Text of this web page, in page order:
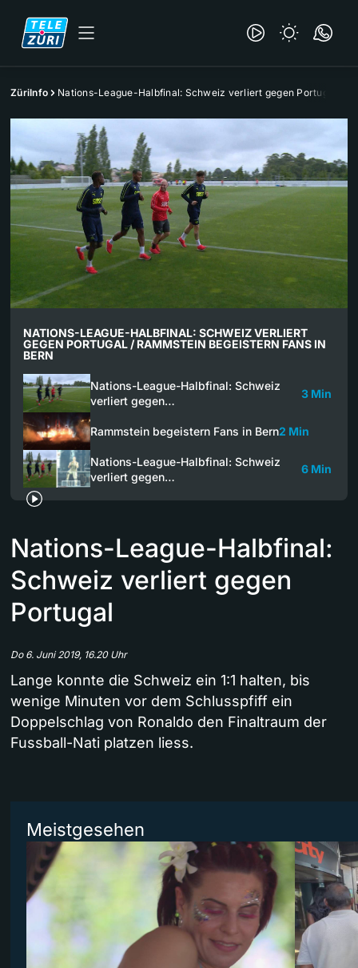
ZüriInfo Nations-League-Halbfinal: Schweiz verliert gegen Portugal
NATIONS-LEAGUE-HALBFINAL: SCHWEIZ VERLIERT
GEGEN PORTUGAL / RAMMSTEIN BEGEISTERN FANS IN
BERN
Nations-League-Halbfinal: Schweiz
verliert gegen…
3 Min
Rammstein begeistern Fans in Bern2 Min
Nations-League-Halbfinal: Schweiz
verliert gegen…
6 Min
Nations-League-Halbfinal:
Schweiz verliert gegen
Portugal
Do 6. Juni 2019, 16.20 Uhr
Lange konnte die Schweiz ein 1:1 halten, bis
wenige Minuten vor dem Schlusspfiff ein
Doppelschlag von Ronaldo den Finaltraum der
Fussball-Nati platzen liess.
Meistgesehen